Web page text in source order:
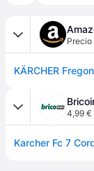
Precio
4,99 €